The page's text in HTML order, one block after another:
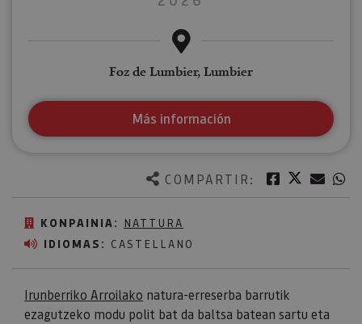
COMPARTIR: Facebook
Twitter
KONPAINIA: NATTURA
IDIOMAS: CASTELLANO
Irunberriko Arroilako natura-erreserba barrutik
ezagutzeko modu polit bat da baltsa batean sartu eta
Foz de Lumbier, Lumbier
Más información